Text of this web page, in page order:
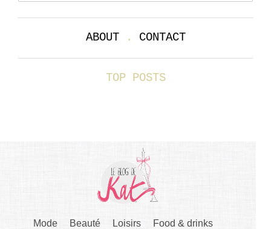
ABOUT. CONTACT
TOP POSTS
Mode Beauté Loisirs
Food & drinks